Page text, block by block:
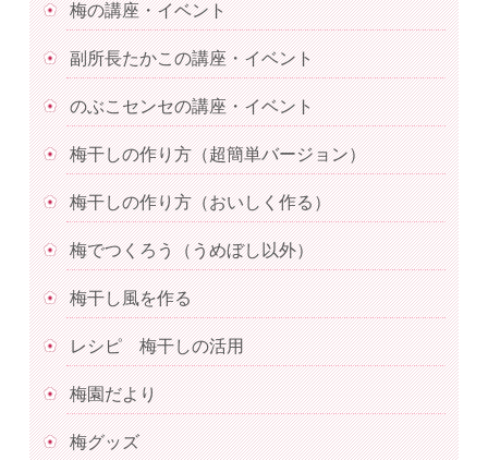
梅の講座・イベント
副所長たかこの講座・イベント
のぶこセンセの講座・イベント
梅干しの作り方（超簡単バージョン）
梅干しの作り方（おいしく作る）
梅でつくろう（うめぼし以外）
梅干し風を作る
レシピ 梅干しの活用
梅園だより
梅グッズ